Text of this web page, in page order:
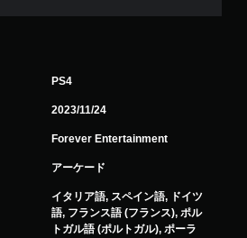
PS4
2023/11/24
Forever Entertainment
アーケード
イタリア語, スペイン語, ドイツ
語, フランス語 (フランス), ポル
トガル語 (ポルトガル), ポーラ